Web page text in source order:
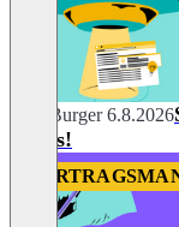
Julia Burger 6.8.2026
Stress!